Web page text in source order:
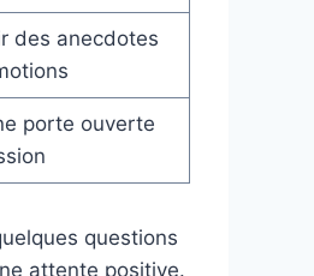
des anecdotes
porte ouverte
questions
attente positive.